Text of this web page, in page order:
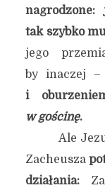
tak szybko
jego
by inaczej –
i
w gościnę.
Ale
Zacheusza
działania: